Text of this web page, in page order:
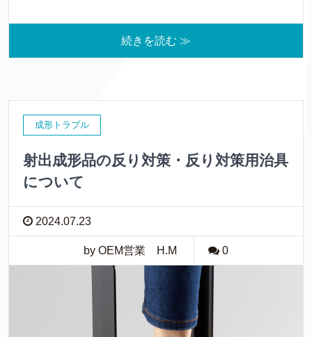
続きを読む ≫
成形トラブル
射出成形品の反り対策・反り対策用治具
について
2024.07.23
by OEM営業 H.M 0